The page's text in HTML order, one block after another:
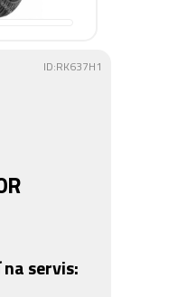
ID:RK637H1
servis: